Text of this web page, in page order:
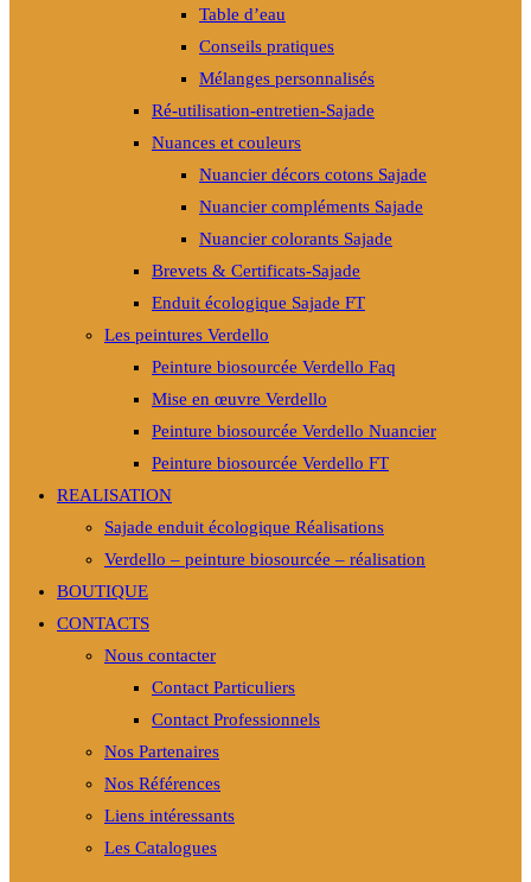
Table d’eau
Conseils pratiques
Mélanges personnalisés
Ré-utilisation-entretien-Sajade
Nuances et couleurs
Nuancier décors cotons Sajade
Nuancier compléments Sajade
Nuancier colorants Sajade
Brevets & Certificats-Sajade
Enduit écologique Sajade FT
Les peintures Verdello
Peinture biosourcée Verdello Faq
Mise en œuvre Verdello
Peinture biosourcée Verdello Nuancier
Peinture biosourcée Verdello FT
REALISATION
Sajade enduit écologique Réalisations
Verdello – peinture biosourcée – réalisation
BOUTIQUE
CONTACTS
Nous contacter
Contact Particuliers
Contact Professionnels
Nos Partenaires
Nos Références
Liens intéressants
Les Catalogues